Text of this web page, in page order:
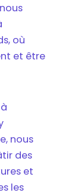
où
et être
nous
des
et
les